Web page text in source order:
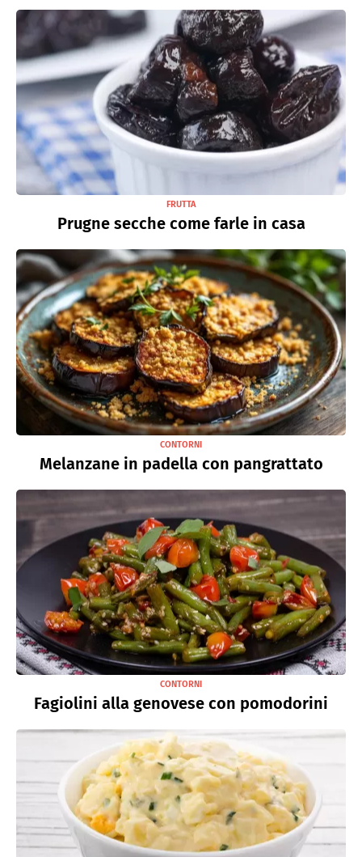
FRUTTA
Prugne secche come farle in casa
CONTORNI
Melanzane in padella con pangrattato
CONTORNI
Fagiolini alla genovese con pomodorini